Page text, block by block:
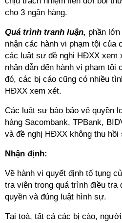
cho 3 ngân hàng.
Quá trình tranh luận, phần
nhận các hành vi phạm tội của
các luật sư đề nghị HĐXX xem
nhân dẫn đến hành vi phạm tội
đó, các bị cáo cũng có nhiều
HĐXX xem xét.
Các luật sư bào bảo vệ quyền
hàng Sacombank, TPBank,
và đề nghị HĐXX không thu hồi
Nhận định:
Về hành vi quyết định tố tụng
tra viên trong quá trình điều tra
quyền và đúng luật hình sự.
Tại toà, tất cả các bị cáo,